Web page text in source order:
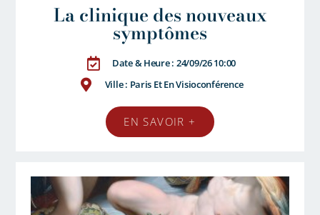
La clinique des nouveaux
symptômes
Date & Heure : 24/09/26 10:00
Ville : Paris Et En Visioconférence
EN SAVOIR +